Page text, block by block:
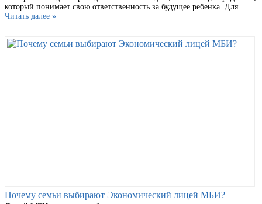
который понимает свою ответственность за будущее ребенка. Для …
Читать далее »
Почему семьи выбирают Экономический лицей МБИ?